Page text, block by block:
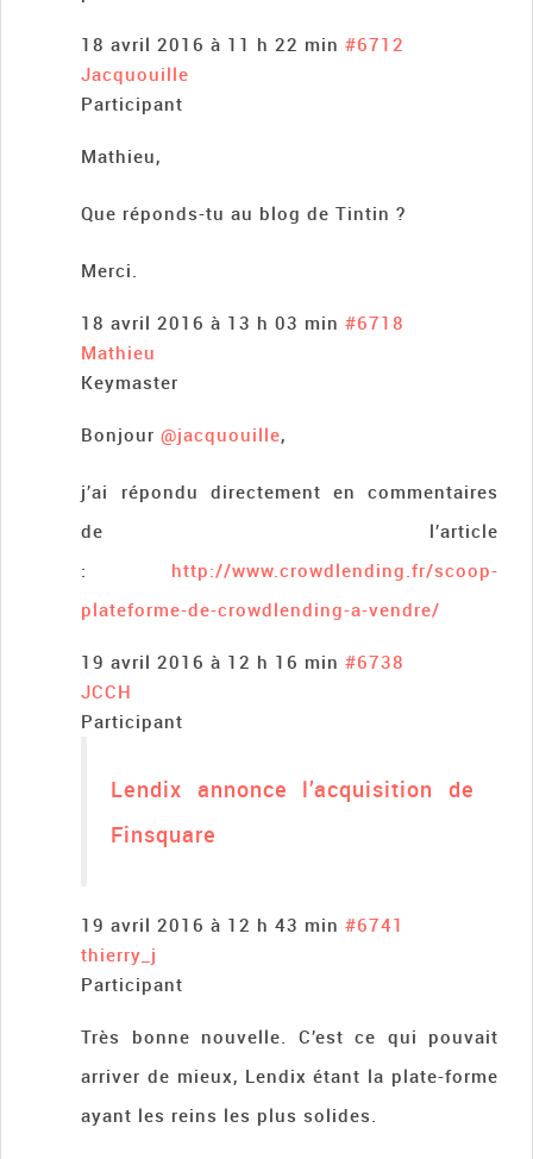
18 avril 2016 à 11 h 22 min #6712
Jacquouille
Participant
Mathieu,
Que réponds-tu au blog de Tintin ?
Merci.
18 avril 2016 à 13 h 03 min #6718
Mathieu
Keymaster
Bonjour@jacquouille,
j’ai répondu directement en commentaires
de l’article
: http://www.crowdlending.fr/scoop-
plateforme-de-crowdlending-a-vendre/
19 avril 2016 à 12 h 16 min #6738
JCCH
Participant
Lendix annonce l’acquisition de
Finsquare
19 avril 2016 à 12 h 43 min #6741
thierry_j
Participant
Très bonne nouvelle. C’est ce qui pouvait
arriver de mieux, Lendix étant la plate-forme
ayant les reins les plus solides.